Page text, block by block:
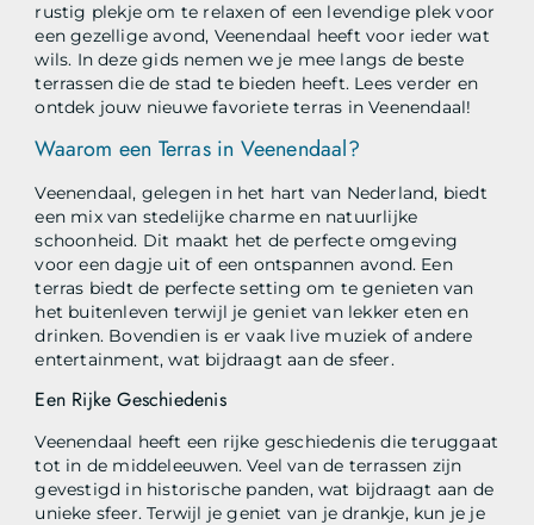
rustig plekje om te relaxen of een levendige plek voor
een gezellige avond, Veenendaal heeft voor ieder wat
wils. In deze gids nemen we je mee langs de beste
terrassen die de stad te bieden heeft. Lees verder en
ontdek jouw nieuwe favoriete terras in Veenendaal!
Waarom een Terras in Veenendaal?
Veenendaal, gelegen in het hart van Nederland, biedt
een mix van stedelijke charme en natuurlijke
schoonheid. Dit maakt het de perfecte omgeving
voor een dagje uit of een ontspannen avond. Een
terras biedt de perfecte setting om te genieten van
het buitenleven terwijl je geniet van lekker eten en
drinken. Bovendien is er vaak live muziek of andere
entertainment, wat bijdraagt aan de sfeer.
Een Rijke Geschiedenis
Veenendaal heeft een rijke geschiedenis die teruggaat
tot in de middeleeuwen. Veel van de terrassen zijn
gevestigd in historische panden, wat bijdraagt aan de
unieke sfeer. Terwijl je geniet van je drankje, kun je je